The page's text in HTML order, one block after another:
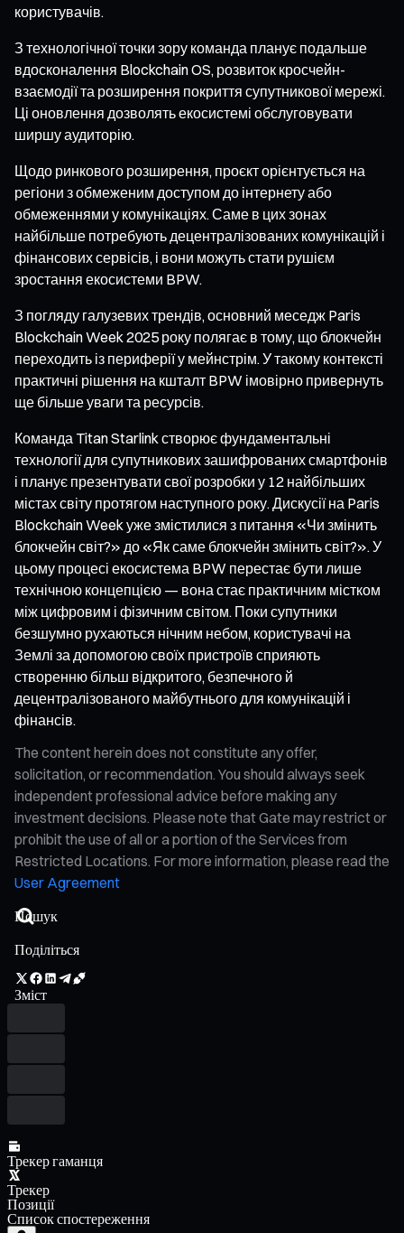
користувачів.
З технологічної точки зору команда планує подальше
вдосконалення Blockchain OS, розвиток кросчейн-
взаємодії та розширення покриття супутникової мережі.
Ці оновлення дозволять екосистемі обслуговувати
ширшу аудиторію.
Щодо ринкового розширення, проєкт орієнтується на
регіони з обмеженим доступом до інтернету або
обмеженнями у комунікаціях. Саме в цих зонах
найбільше потребують децентралізованих комунікацій і
фінансових сервісів, і вони можуть стати рушієм
зростання екосистеми BPW.
З погляду галузевих трендів, основний меседж Paris
Blockchain Week 2025 року полягає в тому, що блокчейн
переходить із периферії у мейнстрім. У такому контексті
практичні рішення на кшталт BPW імовірно привернуть
ще більше уваги та ресурсів.
Команда Titan Starlink створює фундаментальні
технології для супутникових зашифрованих смартфонів
і планує презентувати свої розробки у 12 найбільших
містах світу протягом наступного року. Дискусії на Paris
Blockchain Week уже змістилися з питання «Чи змінить
блокчейн світ?» до «Як саме блокчейн змінить світ?». У
цьому процесі екосистема BPW перестає бути лише
технічною концепцією — вона стає практичним містком
між цифровим і фізичним світом. Поки супутники
безшумно рухаються нічним небом, користувачі на
Землі за допомогою своїх пристроїв сприяють
створенню більш відкритого, безпечного й
децентралізованого майбутнього для комунікацій і
фінансів.
The content herein does not constitute any offer,
solicitation, or recommendation. You should always seek
independent professional advice before making any
investment decisions. Please note that Gate may restrict or
prohibit the use of all or a portion of the Services from
Restricted Locations. For more information, please read the
User Agreement
Поділіться
Зміст
Трекер гаманця
Трекер
Позиції
Список спостереження